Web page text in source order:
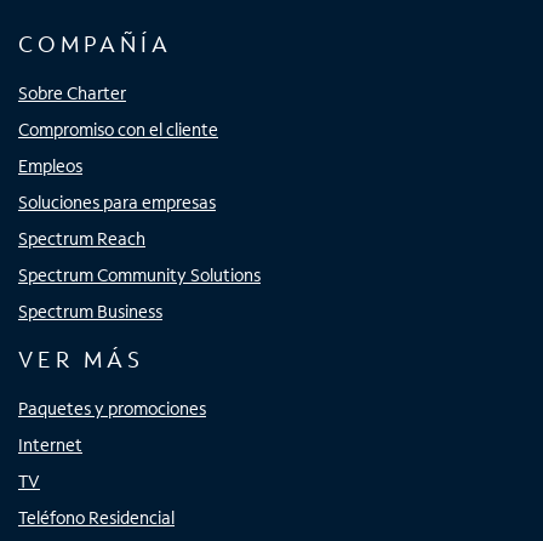
COMPAÑÍA
Sobre Charter
Compromiso con el cliente
Empleos
Soluciones para empresas
Spectrum Reach
Spectrum Community Solutions
Spectrum Business
VER MÁS
Paquetes y promociones
Internet
TV
Teléfono Residencial